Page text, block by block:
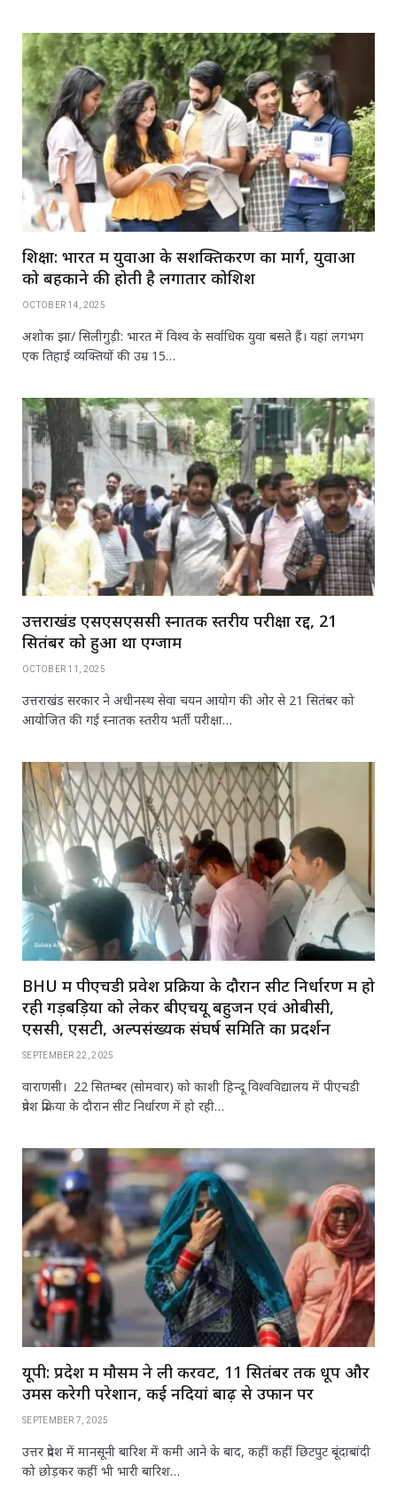
शिक्षा: भारत में युवाओं के सशक्तिकरण का मार्ग, युवाओं
को बहकाने की होती है लगातार कोशिश
OCTOBER 14, 2025
अशोक झा/ सिलीगुड़ी: भारत में विश्व के सर्वाधिक युवा बसते हैं। यहां लगभग
एक तिहाई व्यक्तियों की उम्र 15…
उत्तराखंड एसएसएससी स्नातक स्तरीय परीक्षा रद्द, 21
सितंबर को हुआ था एग्जाम
OCTOBER 11, 2025
उत्तराखंड सरकार ने अधीनस्थ सेवा चयन आयोग की ओर से 21 सितंबर को
आयोजित की गई स्नातक स्तरीय भर्ती परीक्षा…
BHU में पीएचडी प्रवेश प्रक्रिया के दौरान सीट निर्धारण में हो
रही गड़बड़ियों को लेकर बीएचयू बहुजन एवं ओबीसी,
एससी, एसटी, अल्पसंख्यक संघर्ष समिति का प्रदर्शन
SEPTEMBER 22, 2025
वाराणसी। 22 सितम्बर (सोमवार) को काशी हिन्दू विश्वविद्यालय में पीएचडी
प्रवेश प्रक्रिया के दौरान सीट निर्धारण में हो रही…
यूपी: प्रदेश में मौसम ने ली करवट, 11 सितंबर तक धूप और
उमस करेगी परेशान, कई नदियां बाढ़ से उफान पर
SEPTEMBER 7, 2025
उत्तर प्रदेश में मानसूनी बारिश में कमी आने के बाद, कहीं कहीं छिटपुट बूंदाबांदी
को छोड़कर कहीं भी भारी बारिश…